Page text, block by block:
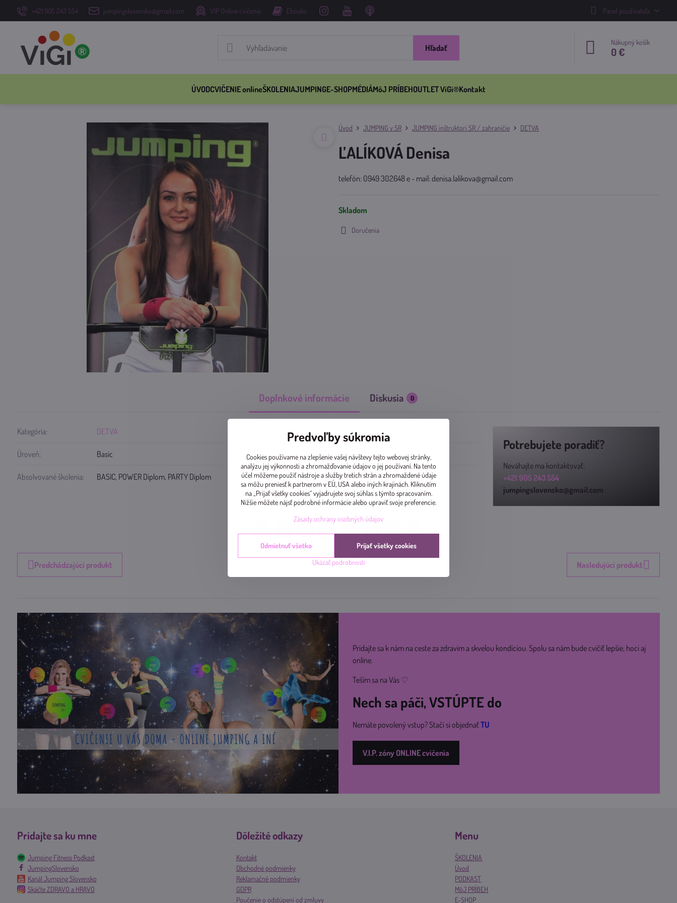
+421 905 243 554 jumpingslovensko@gmail.com VIP Online cvičenie Ebooks Panel používateľa
Hľadať
Nákupný košík
0 €
ÚVODCVIČENIE onlineŠKOLENIAJUMPINGE-SHOPMÉDIÁMôJ PRÍBEHOUTLET ViGi®Kontakt
Úvod JUMPING v SR JUMPING inštruktori SR / zahraničie DETVA
ĽALÍKOVÁ Denisa
telefón: 0949 302648 e - mail: denisa.lalikova@gmail.com
Skladom
Doručenia
Doplnkové informácie Diskusia 0
Kategória: DETVA
Úroveň: Basic
Absolvované školenia: BASIC, POWER Diplom, PARTY Diplom
Potrebujete poradiť?
Neváhajte ma kontaktovať:
+421 905 243 554
jumpingslovensko@gmail.com
FacebookTwitterBlueskyPinterestReddit LinkedInWhatsApp
E-
Predchádzajúci produkt Nasledujúci produkt
Pridajte sa k nám na ceste za zdravím a skvelou kondíciou. Spolu sa nám bude cvičiť lepšie, hoci aj
online.
Teším sa na Vás ♡
Nech sa páči, VSTÚPTE do
Nemáte povolený vstup? Stačí si objednaťTU
V.I.P. zóny ONLINE cvičenia
Pridajte sa ku mne
Jumping Fitness Podkast
JumpingSlovensko
Kanál Jumping Slovensko
Skáčte ZDRAVO a HRAVO
Dôležité odkazy
Kontakt
Obchodné podmienky
Reklamačné podmienky
GDPR
Poučenie o odstúpení od zmluvy
Menu
ŠKOLENIA
Úvod
PODKAST
MôJ PRÍBEH
E-SHOP
Predvoľby súkromia
Cookies používame na zlepšenie vašej návštevy tejto webovej stránky,
analýzu jej výkonnosti a zhromažďovanie údajov o jej používaní. Na tento
účel môžeme použiť nástroje a služby tretích strán a zhromaždené údaje
sa môžu preniesť k partnerom v EÚ, USA alebo iných krajinách. Kliknutím
na „Prijať všetky cookies“ vyjadrujete svoj súhlas s týmto spracovaním.
Nižšie môžete nájsť podrobné informácie alebo upraviť svoje preferencie.
Zásady ochrany osobných údajov
Ukázať podrobnosti
Prijať všetky cookies
Odmietnuť všetko